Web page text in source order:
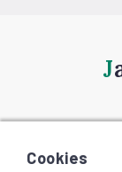
Cookies